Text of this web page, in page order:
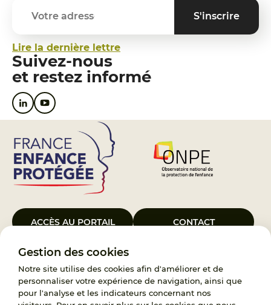
Gestion des cookies
Notre site utilise des cookies afin d'améliorer et de
personnaliser votre expérience de navigation, ainsi que
pour l'analyse et les indicateurs concernant nos
Lire la dernière lettre
Suivez-nous
et restez informé
ACCÈS AU PORTAIL CONTACT
Le Groupement d’Intérêt Public France Enfance Protégée, créé le 5
janvier 2023, a pour objet d’assurer les missions de service public du
119, d’accompagnement des adoptants et de traitement des
demandes d’accès aux origines personnelles. France Enfance
Protégée est également un observatoire et une ressource pour